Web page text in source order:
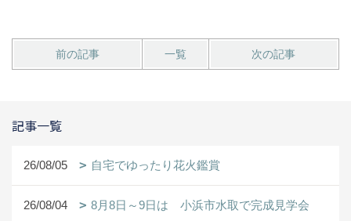
前の記事 一覧 次の記事
記事一覧
26/08/05 自宅でゆったり花火鑑賞
26/08/04
8月8日～9日は 小浜市水取で完成見学会